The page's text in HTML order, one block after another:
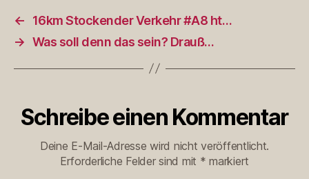
←
16km Stockender Verkehr #A8 ht…
→ Was soll denn das sein? Drauß…
Schreibe einen Kommentar
Deine E-Mail-Adresse wird nicht veröffentlicht.
Erforderliche Felder sind mit * markiert